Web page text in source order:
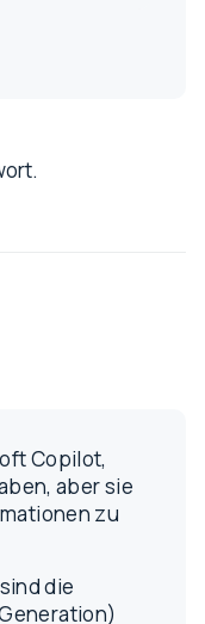
Copilot,
aber sie
zu
die